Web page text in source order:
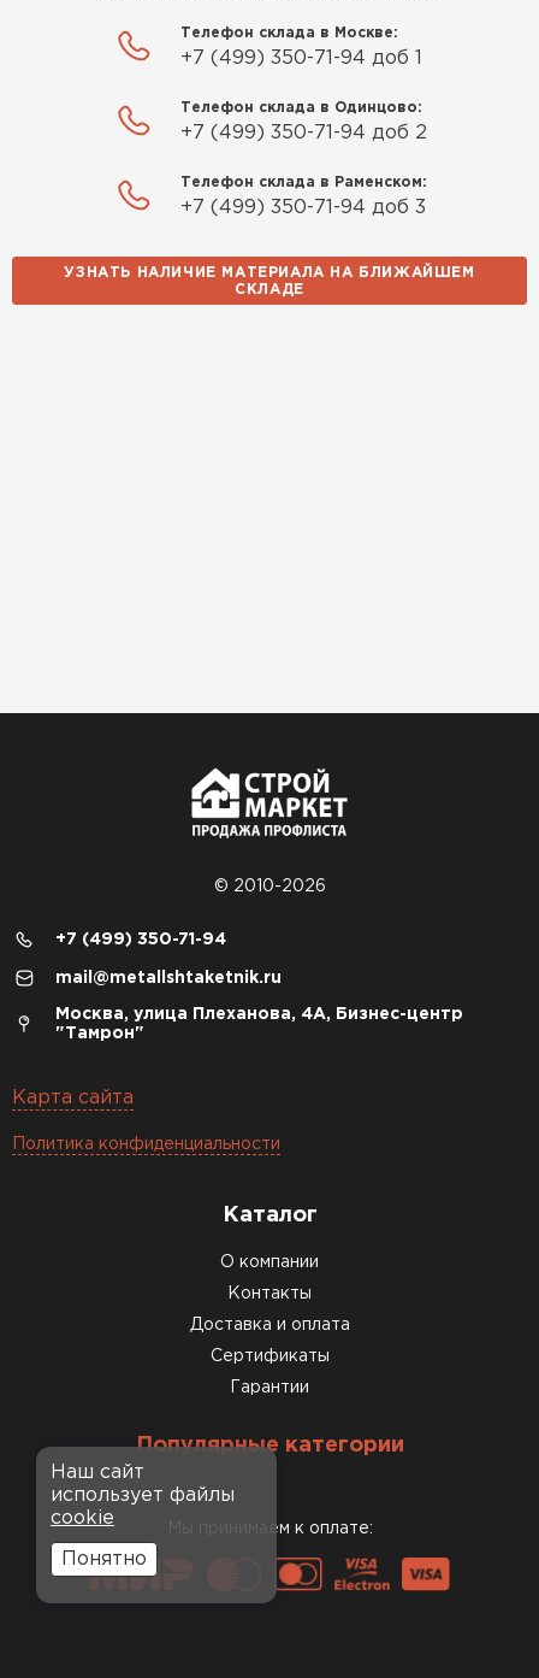
Телефон склада в Москве:
+7 (499) 350-71-94 доб 1
Телефон склада в Одинцово:
+7 (499) 350-71-94 доб 2
Телефон склада в Раменском:
+7 (499) 350-71-94 доб 3
УЗНАТЬ НАЛИЧИЕ МАТЕРИАЛА НА БЛИЖАЙШЕМ
СКЛАДЕ
© 2010-2026
+7 (499) 350-71-94
mail@metallshtaketnik.ru
Москва, улица Плеханова, 4А, Бизнес-центр
"Тамрон"
Карта сайта
Политика конфиденциальности
Каталог
О компании
Контакты
Доставка и оплата
Сертификаты
Гарантии
Популярные категории
Мы принимаем к оплате:
Наш сайт
использует файлы
cookie
Понятно